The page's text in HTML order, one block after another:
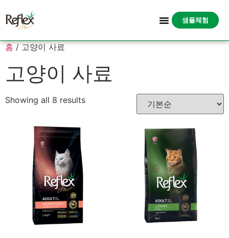
샘플체험
홈 / 고양이 사료
고양이 사료
Showing all 8 results